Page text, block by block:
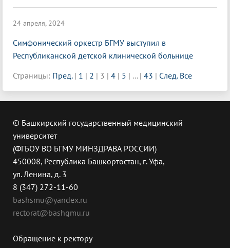
24 апреля, 2024
Симфонический оркестр БГМУ выступил в
Республиканской детской клинической больнице
Страницы: Пред. | 1 | 2 | 3 | 4 | 5 | ... | 43 | След. Все
© Башкирский государственный медицинский
университет
(ФГБОУ ВО БГМУ МИНЗДРАВА РОССИИ)
450008, Республика Башкортостан, г. Уфа,
ул. Ленина, д. 3
8 (347) 272-11-60
bashsmu@yandex.ru
rectorat@bashgmu.ru
Обращение к ректору